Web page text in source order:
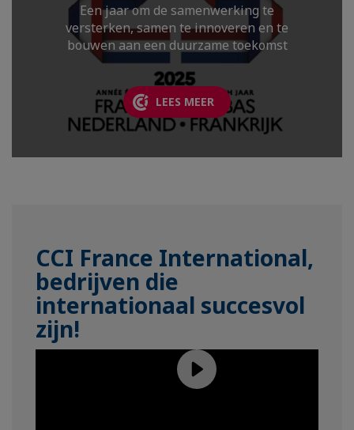
Een jaar om de samenwerking te
versterken, samen te innoveren en te
bouwen aan een duurzame toekomst
LEES MEER
CCI France International,
bedrijven die
internationaal succesvol
zijn!